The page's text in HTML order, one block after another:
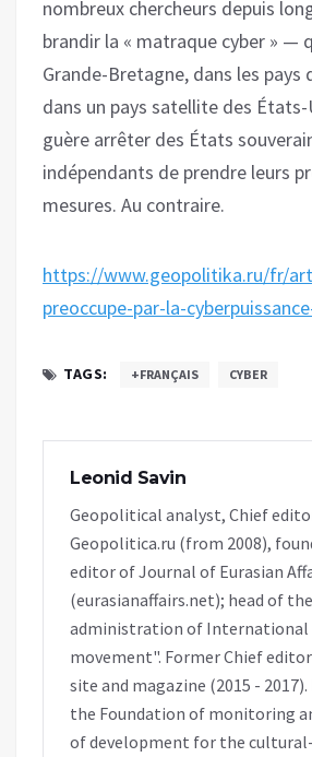
nombreux chercheurs depuis
brandir la « matraque cyber » —
Grande-Bretagne, dans les pays
dans un pays satellite des
guère arrêter des États
indépendants de prendre leurs
mesures. Au contraire.
https://www.geopolitika.ru/fr/
preoccupe-par-la-
TAGS: +FRANÇAIS CYBER
Leonid Savin
Geopolitical analyst, Chief
Geopolitica.ru (from 2008),
editor of Journal of Eurasian
(eurasianaffairs.net); head of the
administration of International
movement". Former Chief
site and magazine (2015 -
the Foundation of monitoring
of development for the